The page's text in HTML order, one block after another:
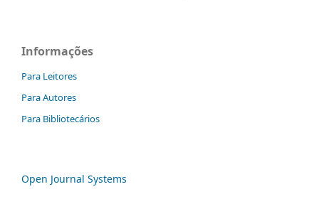
Informações
Para Leitores
Para Autores
Para Bibliotecários
Open Journal Systems